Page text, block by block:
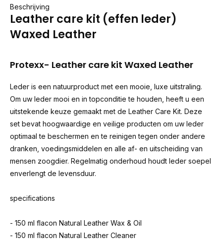
Beschrijving
Leather care kit (effen leder)
Waxed Leather
Protexx- Leather care kit Waxed Leather
Leder is een natuurproduct met een mooie, luxe uitstraling.
Om uw leder mooi en in topconditie te houden, heeft u een
uitstekende keuze gemaakt met de Leather Care Kit. Deze
set bevat hoogwaardige en veilige producten om uw leder
optimaal te beschermen en te reinigen tegen onder andere
dranken, voedingsmiddelen en alle af- en uitscheiding van
mensen zoogdier. Regelmatig onderhoud houdt leder soepel
enverlengt de levensduur.
specifications
- 150 ml flacon Natural Leather Wax & Oil
- 150 ml flacon Natural Leather Cleaner